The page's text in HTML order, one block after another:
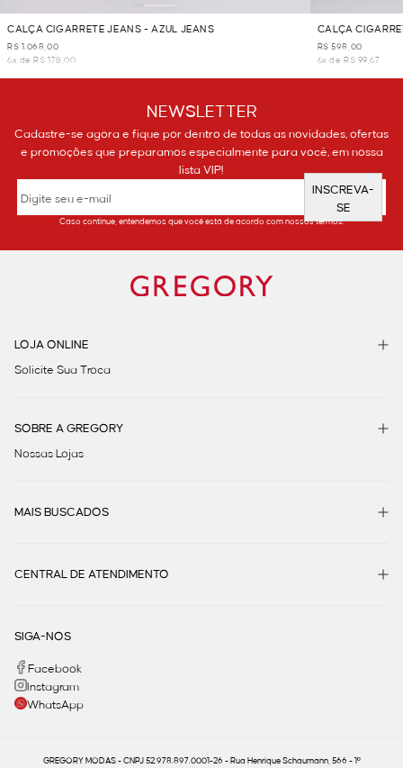
CALÇA CIGARRETE JEANS - AZUL JEANS
R$ 1.068,00
6x de R$ 178,00
CALÇA
R$ 598,00
6x de R$ 99,67
NEWSLETTER
Cadastre-se agora e fique por dentro de todas as novidades, ofertas
e promoções que preparamos especialmente para você, em nossa
lista VIP!
INSCREVA-
SE
Caso continue, entendemos que você está de acordo com nossos termos.
LOJA ONLINE
Solicite Sua Troca
SOBRE A GREGORY
Nossas Lojas
MAIS BUSCADOS
CENTRAL DE ATENDIMENTO
SIGA-NOS
Facebook
Instagram
WhatsApp
GREGORY MODAS - CNPJ 52.978.897.0001-26 - Rua Henrique Schaumann, 566 - 1º